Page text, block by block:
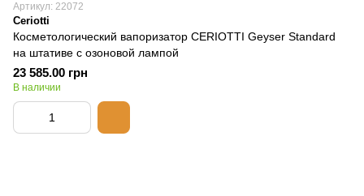
Артикул: 22072
Ceriotti
Косметологический вапоризатор CERIOTTI Geyser Standard
на штативе с озоновой лампой
23 585.00 грн
В наличии